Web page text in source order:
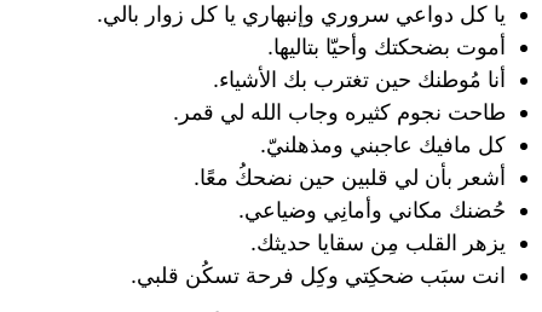
يا كل دواعي سروري وإنبهاري يا كل زوار بالي.
أموت بضحكتك وأحيّا بتاليها.
أنا مُوطنك حين تغترب بك الأشياء.
‏طاحت نجوم كثيره وجاب الله لي قمر.
كل مافيك عاجبني ومذهلنيّ.
‏أشعر بأن لي قلبين حين نضحكُ معًا.
حُضنك مكاني وأمانِي وضياعي.
يزهر القلب مِن سقايا حديثك.
انت سبَب ضحكِتي وكِل فرحة تسكُن قلبي.